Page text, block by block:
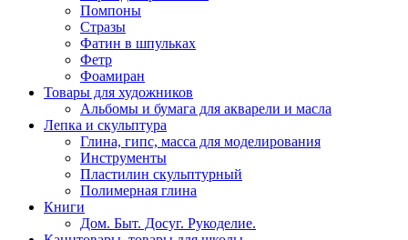
Помпоны
Стразы
Фатин в шпульках
Фетр
Фоамиран
Товары для художников
Альбомы и бумага для акварели и масла
Лепка и скульптура
Глина, гипс, масса для моделирования
Инструменты
Пластилин скульптурный
Полимерная глина
Книги
Дом. Быт. Досуг. Рукоделие.